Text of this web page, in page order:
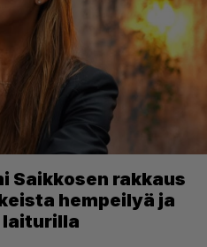
Saikkosen rakkaus
hempeilyä ja